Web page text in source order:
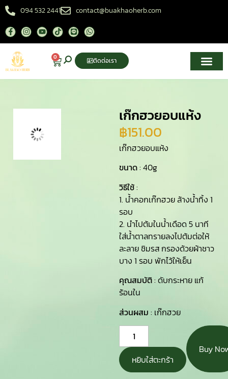
094 532 2441 contact@buakhaoherb.com
0 ติดต่อเรา
เก๊กฮวยอบแห้ง
฿151.00
เก๊กฮวยอบแห้ง
ขนาด: 40g
วิธีใช้:
1. นํ้าคอกเก๊กฮวย ล้างน้ำทิ้ง 1
รอบ
2. นําไปต้มในน้ำเดือด 5 นาที
ใส่น้ำตาลทรายลงไปต้มต่อให้
ละลาย ชิมรส กรองด้วยผ้าชาว
บาง 1 รอบ พักไว้ให้เย็น
คุณสมบัติ: ดับกระหาย แก้
ร้อนใน
ส่วนผสม : เก๊กฮวย
หยิบใส่ตะกร้า
Buy